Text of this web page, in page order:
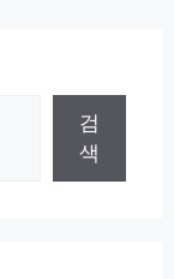
검
색